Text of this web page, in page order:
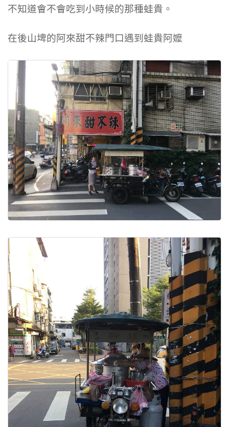
不知道會不會吃到小時候的那種蛙貴。
在後山埤的阿來甜不辣門口遇到蛙貴阿嬤